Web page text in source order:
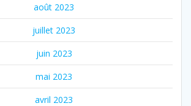
août 2023
juillet 2023
juin 2023
mai 2023
avril 2023